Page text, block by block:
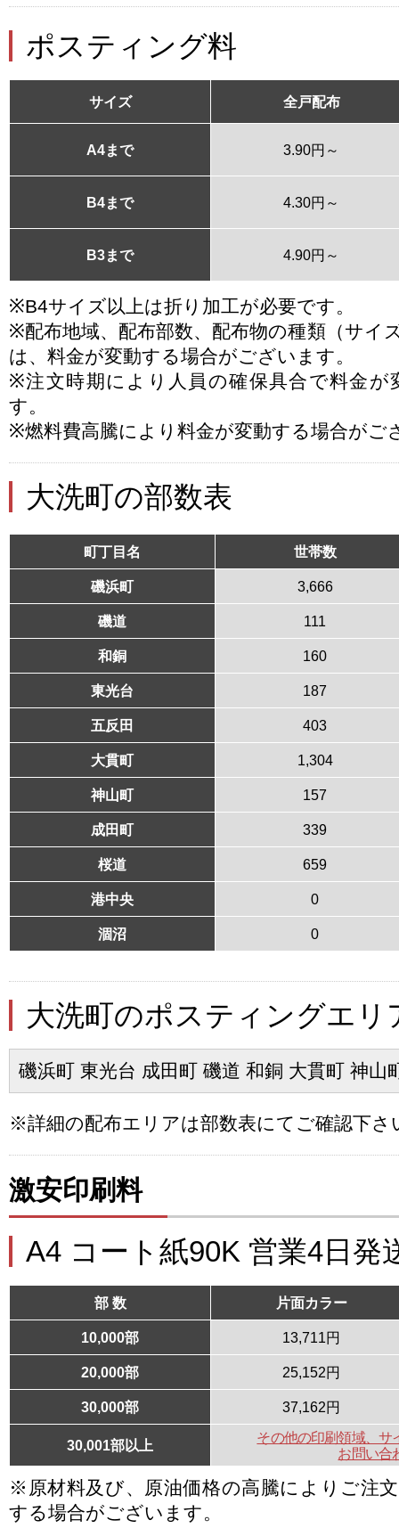
ポスティング料
サイズ 全戸配布
A4まで 3.90円～
B4まで 4.30円～
B3まで 4.90円～
※B4サイズ以上は折り加工が必要です。
※配布地域、配布部数、配布物の種類（サイ
は、料金が変動する場合がございます。
※注文時期により人員の確保具合で料金が
す。
※燃料費高騰により料金が変動する場合がご
大洗町の部数表
町丁目名 世帯数
磯浜町 3,666
磯道 111
和銅 160
東光台 187
五反田 403
大貫町 1,304
神山町 157
成田町 339
桜道 659
港中央 0
涸沼 0
大洗町のポスティングエリ
磯浜町 東光台 成田町 磯道 和銅 大貫町 神山
※詳細の配布エリアは部数表にてご確認下さ
激安印刷料
A4 コート紙90K 営業4日発
部 数 片面カラー
10,000部 13,711円
20,000部 25,152円
30,000部 37,162円
30,001部以上
その他の印刷領域、サ
お問い合
※原材料及び、原油価格の高騰によりご注
する場合がございます。